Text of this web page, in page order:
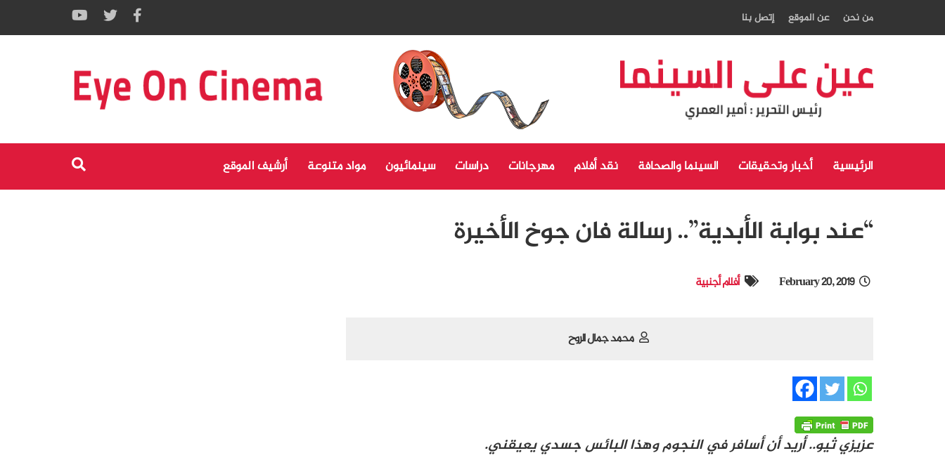
من نحن عن الموقع إتصل بنا
الرئيسية أخبار وتحقيقات السينما والصحافة نقد أفلام مهرجانات دراسات سينمائيون مواد متنوعة أرشيف الموقع
“عند بوابة الأبدية”.. رسالة فان جوخ الأخيرة
February 20, 2019 أفلام أجنبية
محمد جمال الروح
عزيزي ثيو.. أريد أن أسافر في النجوم وهذا البائس جسدي يعيقني.